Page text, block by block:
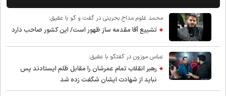
محمد غلوم مداح بحرینی در گفت و گو با عقیق:
تشییع آقا مقدمه ساز ظهور است/ این کشور صاحب دارد
عباس موزون در گفتگو با عقیق:
رهبر انقلاب تمام عمرشان را مقابل ظلم ایستادند پس
نباید از شهادت ایشان شگفت زده شد